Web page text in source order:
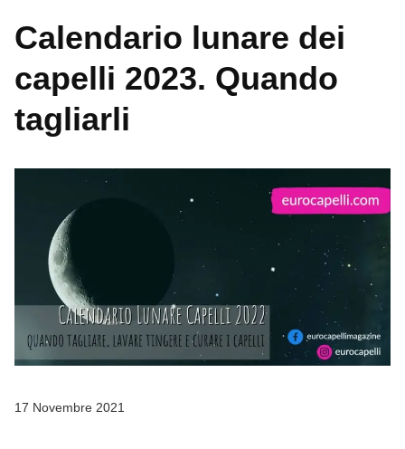
Calendario lunare dei
capelli 2023. Quando
tagliarli
17 Novembre 2021